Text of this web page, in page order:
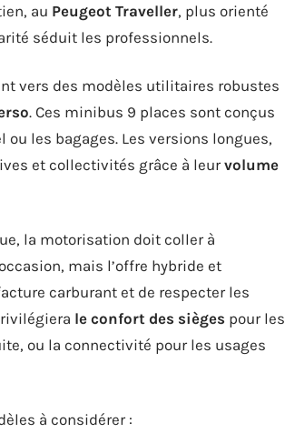
au Peugeot Traveller, plus orienté
séduit les professionnels.
vers des modèles utilitaires robustes
. Ces minibus 9 places sont conçus
les bagages. Les versions longues,
et collectivités grâce à leurvolume
la motorisation doit coller à
mais l’offre hybride et
carburant et de respecter les
le confort des sièges pour les
ou la connectivité pour les usages
à considérer :